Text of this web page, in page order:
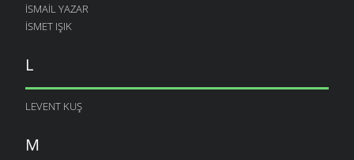
ISMAIL YAZAR
ISMET IŞIK
L
LEVENT KUŞ
M